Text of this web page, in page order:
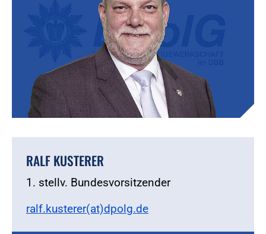
RALF KUSTERER
1. stellv. Bundesvorsitzender
ralf.kusterer(at)dpolg.de